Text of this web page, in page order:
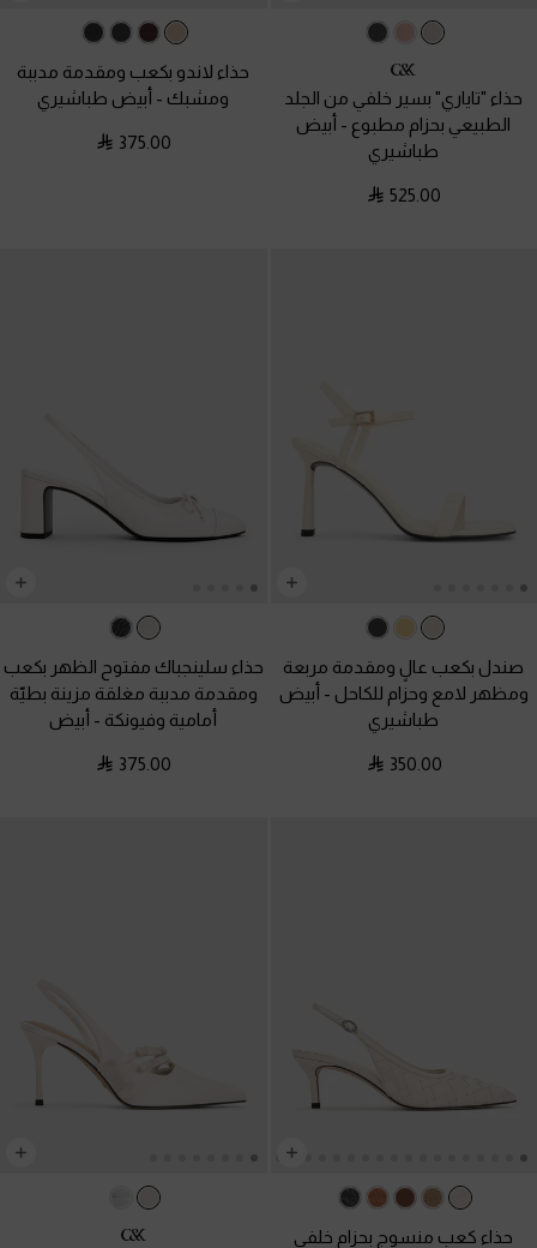
حذاء "تاياري" بسير خلفي من الجلد
الطبيعي بحزام مطبوع - أبيض
طباشيري
525.00
حذاء لاندو بكعب ومقدمة مدببة
ومشبك - أبيض طباشيري
375.00
صندل بكعب عالٍ ومقدمة مربعة
ومظهر لامع وحزام للكاحل - أبيض
طباشيري
350.00
حذاء سلينجباك مفتوح الظهر بكعب
ومقدمة مدببة مغلقة مزينة بطيّة
أمامية وفيونكة - أبيض
375.00
حذاء كعب منسوج بحزام خلفي